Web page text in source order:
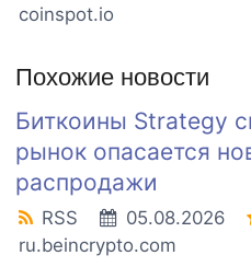
coinspot.io
Похожие новости
Биткоины Strategy
рынок опасается
распродажи
RSS 05.08.2026
ru.beincrypto.com